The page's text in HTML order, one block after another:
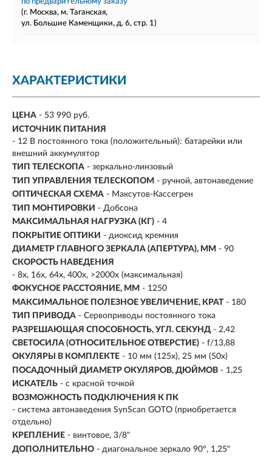
(г. Москва, м. Таганская,
ул. Большие Каменщики, д. 6, стр. 1)
ХАРАКТЕРИСТИКИ
ЦЕНА - 53 990 руб.
ИСТОЧНИК ПИТАНИЯ
- 12 В постоянного тока (положительный): батарейки или
внешний аккумулятор
ТИП ТЕЛЕСКОПА - зеркально-линзовый
ТИП УПРАВЛЕНИЯ ТЕЛЕСКОПОМ - ручной, автонаведение
ОПТИЧЕСКАЯ СХЕМА - Максутов-Кассегрен
ТИП МОНТИРОВКИ - Добсона
МАКСИМАЛЬНАЯ НАГРУЗКА (КГ) - 4
ПОКРЫТИЕ ОПТИКИ - диоксид кремния
ДИАМЕТР ГЛАВНОГО ЗЕРКАЛА (АПЕРТУРА), ММ - 90
СКОРОСТЬ НАВЕДЕНИЯ
- 8x, 16x, 64x, 400x, >2000x (максимальная)
ФОКУСНОЕ РАССТОЯНИЕ, ММ - 1250
МАКСИМАЛЬНОЕ ПОЛЕЗНОЕ УВЕЛИЧЕНИЕ, КРАТ - 180
ТИП ПРИВОДА - Сервоприводы постоянного тока
РАЗРЕШАЮЩАЯ СПОСОБНОСТЬ, УГЛ. СЕКУНД - 2,42
СВЕТОСИЛА (ОТНОСИТЕЛЬНОЕ ОТВЕРСТИЕ) - f/13,88
ОКУЛЯРЫ В КОМПЛЕКТЕ - 10 мм (125х), 25 мм (50х)
ПОСАДОЧНЫЙ ДИАМЕТР ОКУЛЯРОВ, ДЮЙМОВ - 1,25
ИСКАТЕЛЬ - с красной точкой
ВОЗМОЖНОСТЬ ПОДКЛЮЧЕНИЯ К ПК
- система автонаведения SynScan GOTO (приобретается
отдельно)
КРЕПЛЕНИЕ - винтовое, 3/8"
ДОПОЛНИТЕЛЬНО - диагональное зеркало 90°, 1,25"